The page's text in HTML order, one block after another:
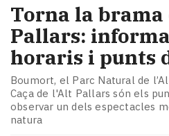
Torna la
Pallars:
horaris i punts
Boumort, el Parc Natural de
Caça de l'Alt Pallars són els
observar un dels espectacles
natura